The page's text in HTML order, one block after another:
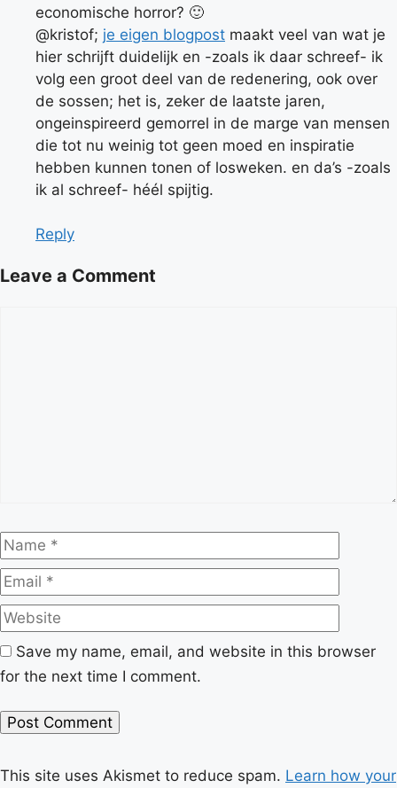
economische horror? 🙂
@kristof; je eigen blogpost maakt veel van wat je
hier schrijft duidelijk en -zoals ik daar schreef- ik
volg een groot deel van de redenering, ook over
de sossen; het is, zeker de laatste jaren,
ongeinspireerd gemorrel in de marge van mensen
die tot nu weinig tot geen moed en inspiratie
hebben kunnen tonen of losweken. en da’s -zoals
ik al schreef- héél spijtig.
Reply
Leave a Comment
Name
Save my name, email, and website in this browser
for the next time I comment.
This site uses Akismet to reduce spam. Learn how your